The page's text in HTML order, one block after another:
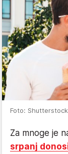
Foto: Shutterstock
Za mnoge je
srpanj